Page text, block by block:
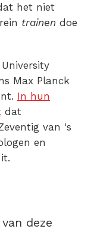
het niet
trainen doe
Max Planck
In hun
dat
van ‘s
en
deze